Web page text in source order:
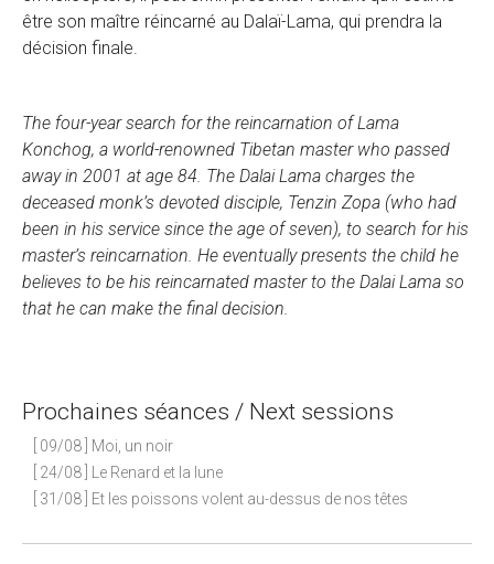
être son maître réincarné au Dalaï-Lama, qui prendra la
décision finale.
The four-year search for the reincarnation of Lama
Konchog, a world-renowned Tibetan master who passed
away in 2001 at age 84. The Dalai Lama charges the
deceased monk’s devoted disciple, Tenzin Zopa (who had
been in his service since the age of seven), to search for his
master’s reincarnation. He eventually presents the child he
believes to be his reincarnated master to the Dalai Lama so
that he can make the final decision.
Prochaines séances / Next sessions
[ 09/08 ] Moi, un noir
[ 24/08 ] Le Renard et la lune
[ 31/08 ] Et les poissons volent au-dessus de nos têtes